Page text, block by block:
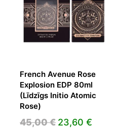
French Avenue Rose
Explosion EDP 80ml
(Līdzīgs Initio Atomic
Rose)
45,00€ Original
23,60 €